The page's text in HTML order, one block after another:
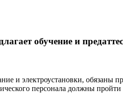
обучение и
и электроустановки, обязаны
персонала должны